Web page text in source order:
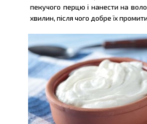
пекучого перцю і нанести на
хвилин, після чого добре їх